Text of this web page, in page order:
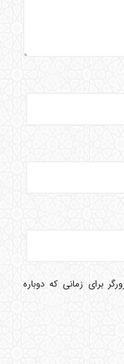
برای زمانی که دوباره